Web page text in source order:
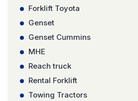
Forklift Toyota
Genset
Genset Cummins
MHE
Reach truck
Rental Forklift
Towing Tractors